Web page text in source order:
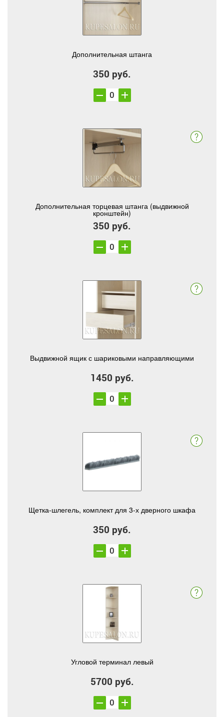
Дополнительная штанга
350 руб.
Дополнительная торцевая штанга (выдвижной
кронштейн)
350 руб.
Выдвижной ящик с шариковыми направляющими
1450 руб.
Щетка-шлегель, комплект для 3-х дверного шкафа
350 руб.
Угловой терминал левый
5700 руб.